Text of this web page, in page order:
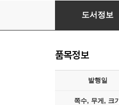
마가복음
도서정보
품목정보
발행일
쪽수, 무게, 크기